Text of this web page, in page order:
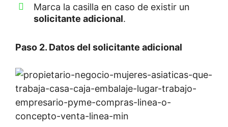
Marca la casilla en caso de existir un
solicitante adicional.
Paso 2. Datos del solicitante adicional